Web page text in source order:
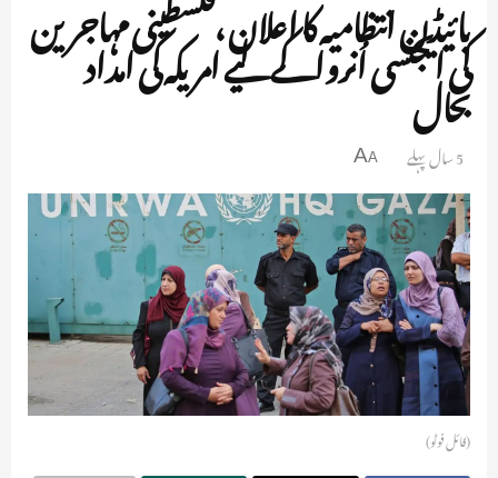
بائیڈن انتظامیہ کا اعلان ،فلسطینی مہاجرین
کی ایجنسی اُنرواکے لیے امریکہ کی امداد
بحال
5 سال پہلے A
A
(فائل فوٹو)